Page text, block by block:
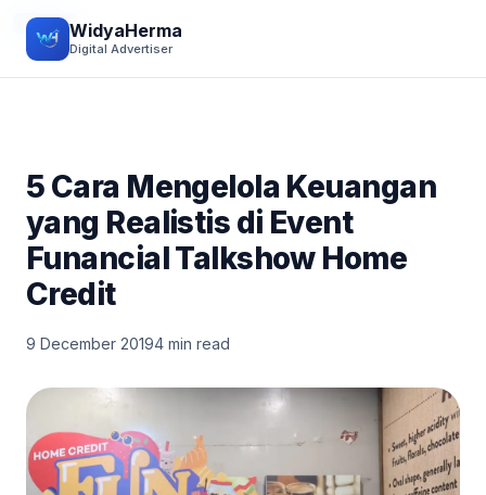
WidyaHerma
Digital Advertiser
EVENT
5 Cara Mengelola Keuangan
yang Realistis di Event
Funancial Talkshow Home
Credit
9 December 20194 min read